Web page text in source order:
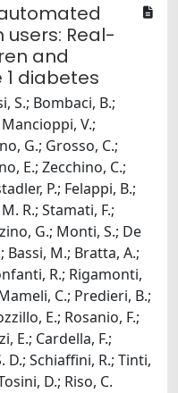
users: Real-
and
diabetes
S.; Bombaci, B.;
V.;
G.; Grosso, C.;
E.; Zecchino, C.;
P.; Felappi, B.;
R.; Stamati, F.;
G.; Monti, S.; De
Bassi, M.; Bratta, A.;
R.; Rigamonti,
C.; Predieri, B.;
E.; Rosanio, F.;
E.; Cardella, F.;
D.; Schiaffini, R.; Tinti,
D.; Riso, C.